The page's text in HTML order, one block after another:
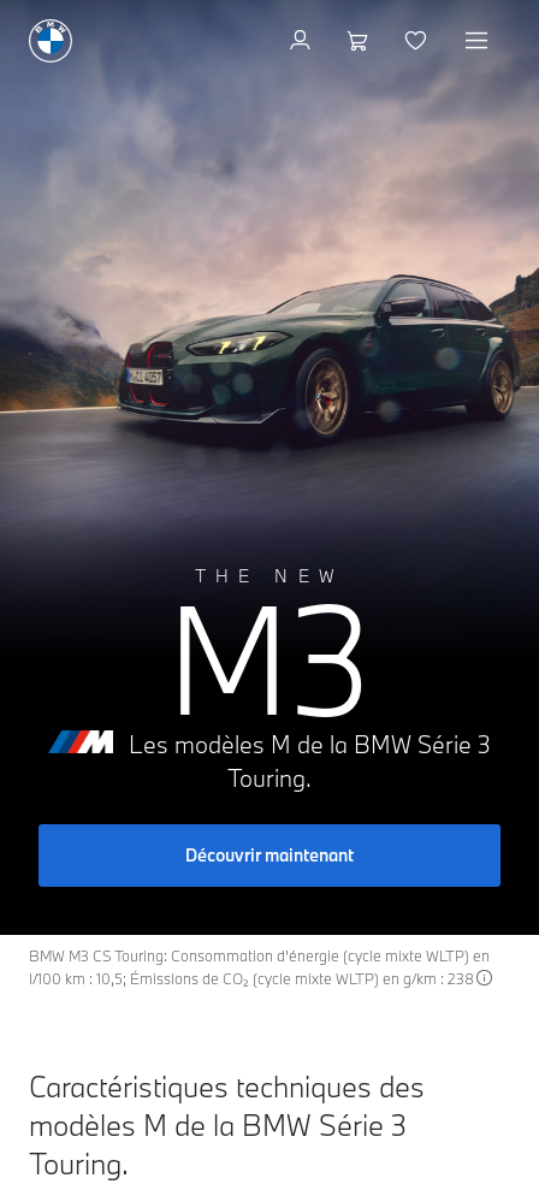
THE NEW
M3
Les modèles M de la BMW Série 3
Touring.
Découvrir maintenant
BMW M3 CS Touring: Consommation d'énergie (cycle mixte WLTP) en
l/100 km : 10,5; Émissions de CO₂ (cycle mixte WLTP) en g/km : 238
Caractéristiques techniques des
modèles M de la BMW Série 3
Touring.